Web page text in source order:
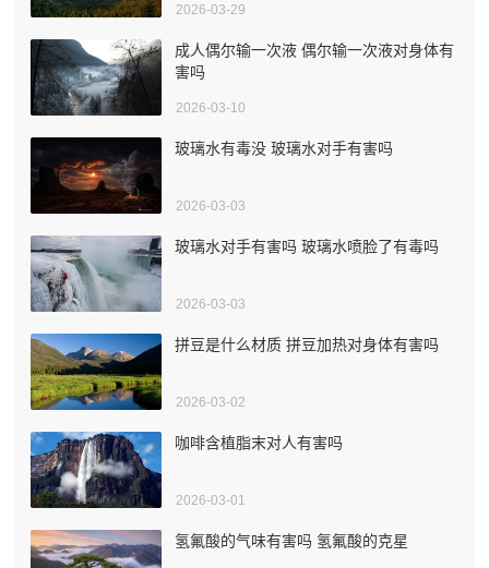
2026-03-29
成人偶尔输一次液 偶尔输一次液对身体有
害吗
2026-03-10
玻璃水有毒没 玻璃水对手有害吗
2026-03-03
玻璃水对手有害吗 玻璃水喷脸了有毒吗
2026-03-03
拼豆是什么材质 拼豆加热对身体有害吗
2026-03-02
咖啡含植脂末对人有害吗
2026-03-01
氢氟酸的气味有害吗 氢氟酸的克星